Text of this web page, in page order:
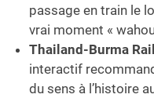
passage en train le
vrai moment «
Thailand-Burma
interactif
du sens à l’histoire